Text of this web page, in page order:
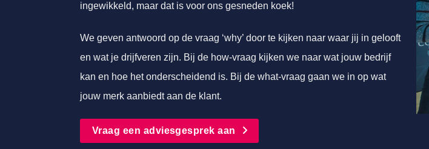
ingewikkeld, maar dat is voor ons gesneden koek!
We geven antwoord op de vraag ‘why’ door te kijken naar waar jij in gelooft
en wat je drijfveren zijn. Bij de how-vraag kijken we naar wat jouw bedrijf
kan en hoe het onderscheidend is. Bij de what-vraag gaan we in op wat
jouw merk aanbiedt aan de klant.
Vraag een adviesgesprek aan